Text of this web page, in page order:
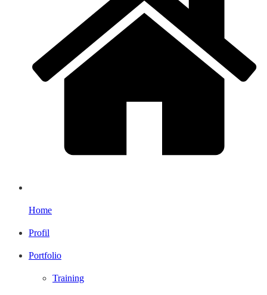
Home
Profil
Portfolio
Training